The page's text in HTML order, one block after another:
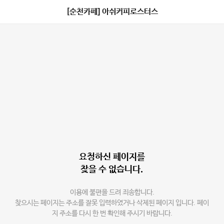
[순천카페] 아쉬커피로스터스
요청하신 페이지를
찾을 수 없습니다.
이용에 불편을 드려 죄송합니다.
찾으시는 페이지는 주소를 잘못 입력하였거나 삭제된 페이지 입니다. 페이
지 주소를 다시 한 번 확인해 주시기 바랍니다.